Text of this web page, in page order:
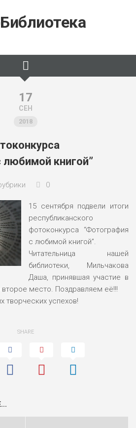
17
СЕН
2018
книгой”
0
15 сентября подвели итоги
республиканского
фотоконкурса “Фотография
с любимой книгой”.
Читательница нашей
библиотеки, Мильчакова
Даша, принявшая участие в
второе место. Поздравляем её!!!
творческих успехов!
SHARE